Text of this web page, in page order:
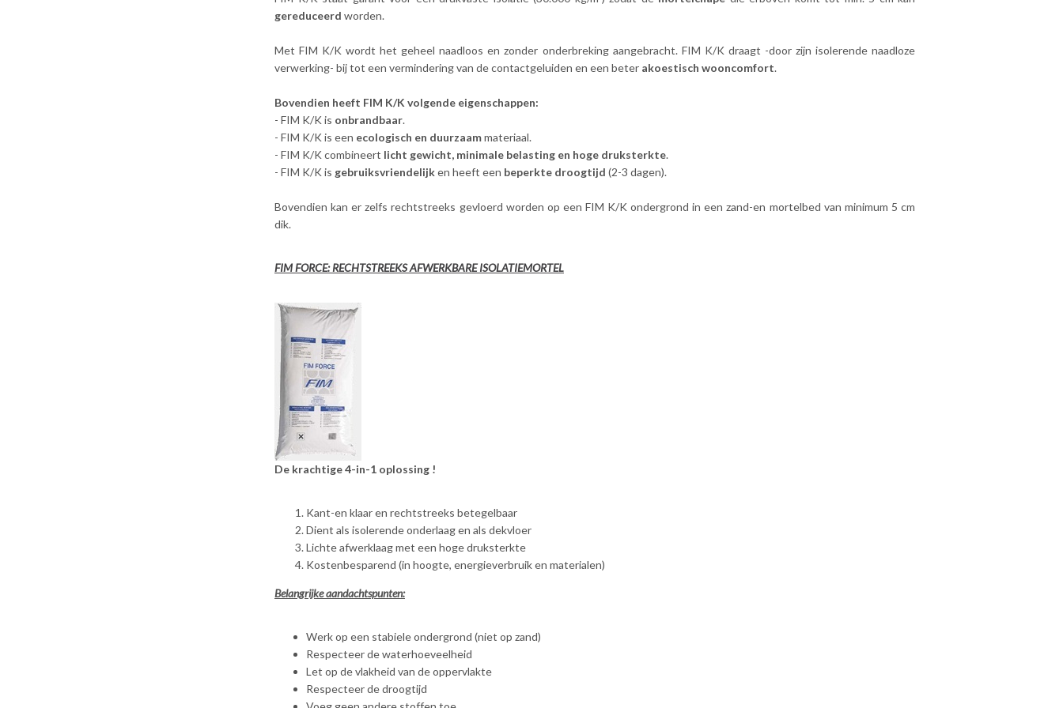
gereduceerd worden.
Met FIM K/K wordt het geheel naadloos en zonder onderbreking aangebracht. FIM K/K draagt -door zijn isolerende naadloze
verwerking- bij tot een vermindering van de contactgeluiden en een beter akoestisch wooncomfort.
Bovendien heeft FIM K/K volgende eigenschappen:
- FIM K/K is onbrandbaar.
- FIM K/K is een ecologisch en duurzaammateriaal.
- FIM K/K combineert licht gewicht, minimale belasting en hoge druksterkte.
- FIM K/K is gebruiksvriendelijken heeft een beperkte droogtijd (2-3 dagen).
Bovendien kan er zelfs rechtstreeks gevloerd worden op een FIM K/K ondergrond in een zand-en mortelbed van minimum 5 cm
dik.
FIM FORCE: RECHTSTREEKS AFWERKBARE ISOLATIEMORTEL
De krachtige 4-in-1 oplossing !
Kant-en klaar en rechtstreeks betegelbaar
Dient als isolerende onderlaag en als dekvloer
Lichte afwerklaag met een hoge druksterkte
Kostenbesparend (in hoogte, energieverbruik en materialen)
Belangrijke aandachtspunten:
Werk op een stabiele ondergrond (niet op zand)
Respecteer de waterhoeveelheid
Let op de vlakheid van de oppervlakte
Respecteer de droogtijd